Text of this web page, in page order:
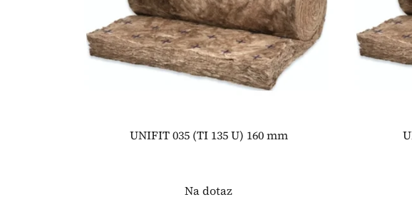
UNIFIT 035 (TI 135 U) 160 mm
Na dotaz